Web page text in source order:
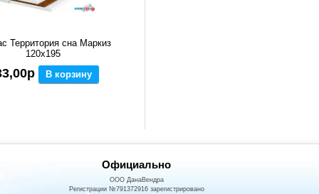
Территория сна Маркиз
120x195
В корзину
Официально
ООО ДанаВендра
Регистрации №791372916 зарегистрировано